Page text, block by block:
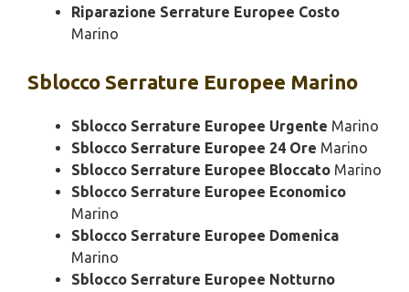
Riparazione Serrature Europee Costo
Marino
Sblocco Serrature Europee Marino
Sblocco Serrature Europee Urgente Marino
Sblocco Serrature Europee 24 Ore Marino
Sblocco Serrature Europee Bloccato Marino
Sblocco Serrature Europee Economico
Marino
Sblocco Serrature Europee Domenica
Marino
Sblocco Serrature Europee Notturno